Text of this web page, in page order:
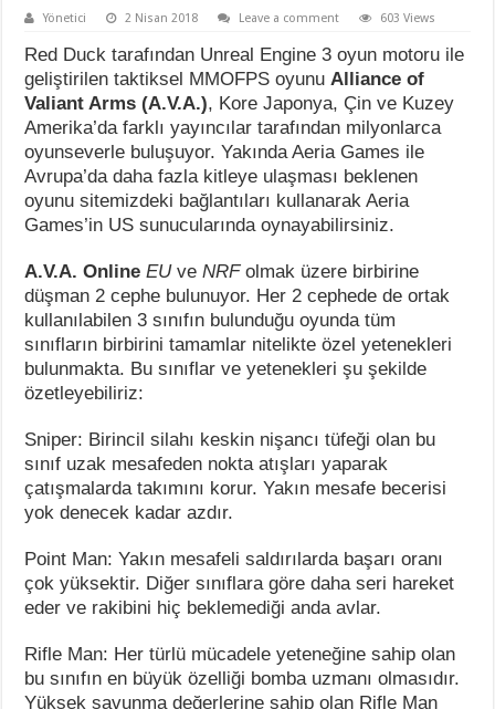
Yönetici 2 Nisan 2018 Leave a comment 603 Views
Red Duck tarafından Unreal Engine 3 oyun motoru ile
geliştirilen taktiksel MMOFPS oyunuAlliance of
Valiant Arms (A.V.A.), Kore Japonya, Çin ve Kuzey
Amerika’da farklı yayıncılar tarafından milyonlarca
oyunseverle buluşuyor. Yakında Aeria Games ile
Avrupa’da daha fazla kitleye ulaşması beklenen
oyunu sitemizdeki bağlantıları kullanarak Aeria
Games’in US sunucularında oynayabilirsiniz.
A.V.A. Online EUveNRFolmak üzere birbirine
düşman 2 cephe bulunuyor. Her 2 cephede de ortak
kullanılabilen 3 sınıfın bulunduğu oyunda tüm
sınıfların birbirini tamamlar nitelikte özel yetenekleri
bulunmakta. Bu sınıflar ve yetenekleri şu şekilde
özetleyebiliriz:
Sniper: Birincil silahı keskin nişancı tüfeği olan bu
sınıf uzak mesafeden nokta atışları yaparak
çatışmalarda takımını korur. Yakın mesafe becerisi
yok denecek kadar azdır.
Point Man: Yakın mesafeli saldırılarda başarı oranı
çok yüksektir. Diğer sınıflara göre daha seri hareket
eder ve rakibini hiç beklemediği anda avlar.
Rifle Man: Her türlü mücadele yeteneğine sahip olan
bu sınıfın en büyük özelliği bomba uzmanı olmasıdır.
Yüksek savunma değerlerine sahip olan Rifle Man